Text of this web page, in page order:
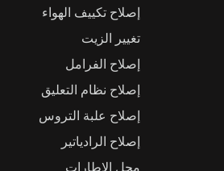
إصلاح تكييف الهواء
تغيير الزيت
إصلاح الفرامل
إصلاح نظام التعليق
إصلاح علبة التروس
إصلاح الرادياتير
محل الإطارات